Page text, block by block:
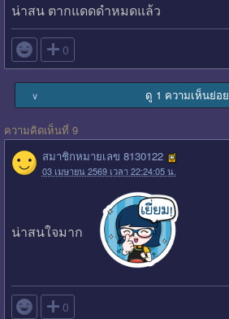
น่าสน ตากแดดดำหมดแล้ว
 0
∨ ดู 1 ความเห็นย่อย
ความคิดเห็นที่ 9
สมาชิกหมายเลข 8130122
03 เมษายน 2569 เวลา 22:24:05 น.
น่าสนใจมาก
 0